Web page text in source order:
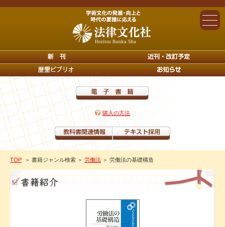
購入の方法
TOP ＞ 書籍ジャンル検索 ＞ 労働法 ＞ 労働法の基礎構造